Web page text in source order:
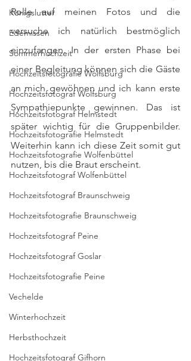
Königslutter
Edemissen
Sommerhochzeit
Hochzeitsfotografie Wolfsburg
Hochzeitsfotograf Wolfsburg
Hochzeitsfotograf Helmstedt
Hochzeitsfotografie Helmstedt
Hochzeitsfotografie Wolfenbüttel
Hochzeitsfotograf Wolfenbüttel
Hochzeitsfotograf Braunschweig
Hochzeitsfotografie Braunschweig
Hochzeitsfotograf Peine
Hochzeitsfotograf Goslar
Hochzeitsfotografie Peine
Vechelde
Winterhochzeit
Herbsthochzeit
Hochzeitsfotograf Gifhorn
Rolle auf meinen Fotos und die
versuche ich natürlich bestmöglich
einzufangen. In der ersten Phase bei
einer Begleitung können sich die Gäste
an mich gewöhnen und ich kann erste
Sympathiepunkte gewinnen. Das ist
später wichtig für die Gruppenbilder.
Weiterhin kann ich diese Zeit somit gut
nutzen, bis die Braut erscheint.